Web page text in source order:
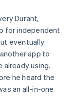
Durant,
for independent
eventually
app to
using.
he heard the
an all-in-one